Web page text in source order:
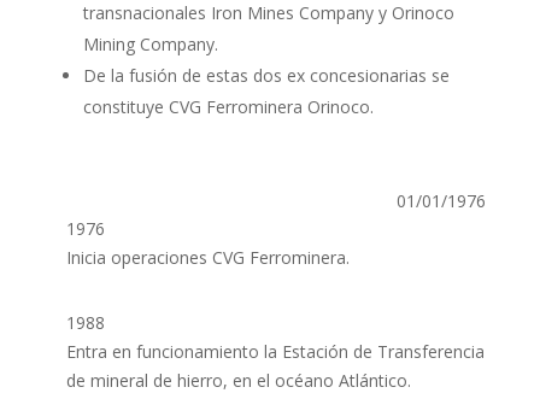
transnacionales Iron Mines Company y Orinoco
Mining Company.
De la fusión de estas dos ex concesionarias se
constituye CVG Ferrominera Orinoco.
01/01/1976
1976
Inicia operaciones CVG Ferrominera.
1988
Entra en funcionamiento la Estación de Transferencia
de mineral de hierro, en el océano Atlántico.